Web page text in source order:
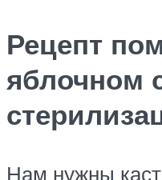
Рецепт
яблочном
Нам нужны